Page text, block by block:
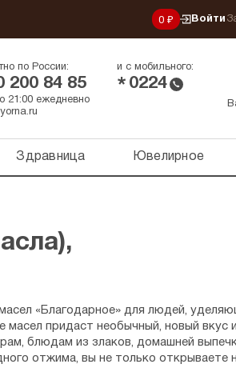
0 ₽ Войти
по России:
200 84 85
и с мобильного:
* 0224
21:00 ежедневно
Здравница Ювелирное
«Благодарное» для людей,
придаст необычный, новый вкус
блюдам из злаков, домашней
отжима, вы не только открываете